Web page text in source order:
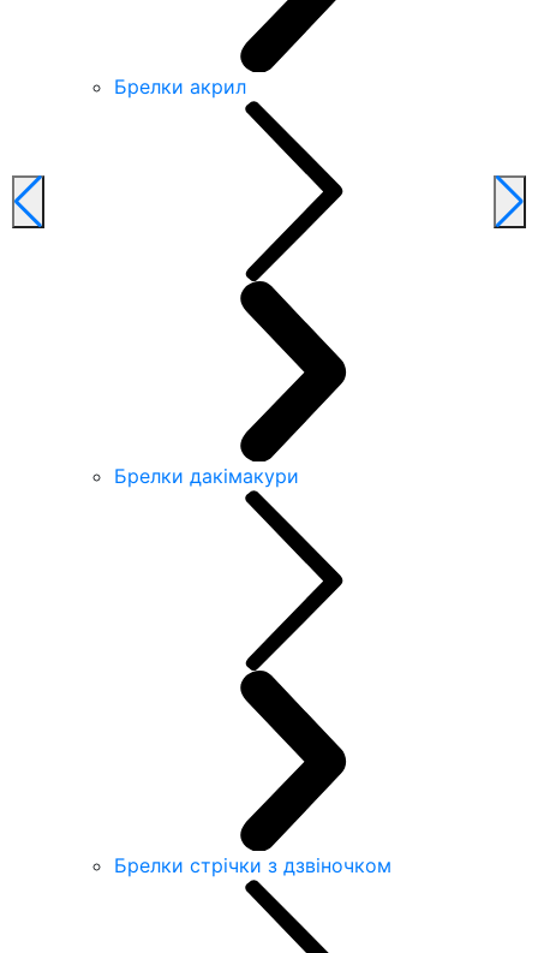
Брелки акрил
Брелки дакімакури
Брелки стрічки з дзвіночком